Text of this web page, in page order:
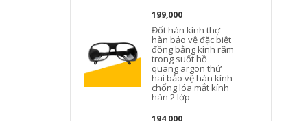
199,000
Đốt hàn kính thợ
hàn bảo vệ đặc biệt
đồng bằng kính râm
trong suốt hồ
quang argon thứ
hai bảo vệ hàn kính
chống lóa mắt kính
hàn 2 lớp
194,000